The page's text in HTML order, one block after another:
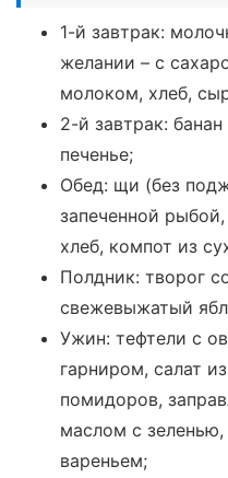
1-й завтрак:
желании – с
молоком, хлеб,
2-й завтрак:
печенье;
Обед: щи (без
запеченной
хлеб, компот из
Полдник: творог
свежевыжатый
Ужин: тефтели с
гарниром, салат
помидоров,
маслом с
вареньем;